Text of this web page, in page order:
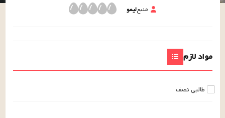
منبعلیمو
مواد لازم
طالبینصف